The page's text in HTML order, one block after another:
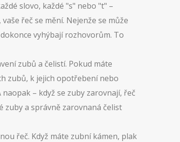
slovo, každé "s" nebo "t" –
řeč se mění. Nejenže se může
vyhýbají rozhovorům. To
zubů a čelistí. Pokud máte
zubů, k jejich opotřebení nebo
– když se zuby zarovnají, řeč
zuby a správně zarovnaná čelist
řeč. Když máte zubní kámen, plak